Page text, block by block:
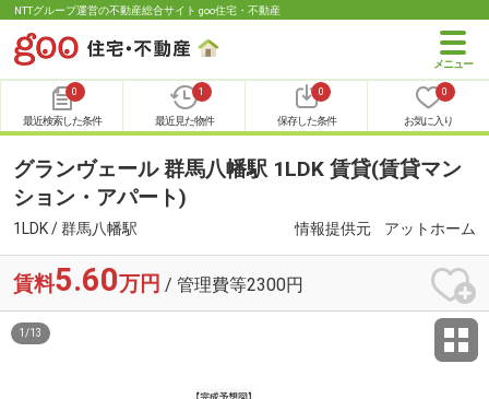
NTTグループ運営の不動産総合サイト goo住宅・不動産
0
最近検索した条件
1
最近見た物件
0
保存した条件
0
お気に入り
グランヴェール 群馬八幡駅 1LDK 賃貸(賃貸マン
ション・アパート)
1LDK / 群馬八幡駅 情報提供元 アットホーム
賃料5.60万円 / 管理費等2300円
1 /13